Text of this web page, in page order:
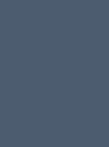
information